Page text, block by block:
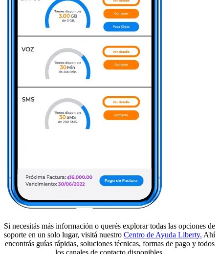
Si necesitás más información o querés explorar todas las opciones de
soporte en un solo lugar, visitá nuestro Centro de Ayuda Liberty. Ahí
encontrás guías rápidas, soluciones técnicas, formas de pago y todos
los canales de contacto disponibles.